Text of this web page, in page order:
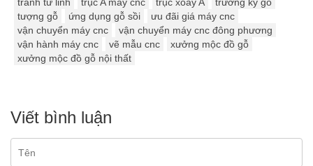
tượng gỗ
ứng dụng gỗ sồi
ưu đãi giá máy cnc
vận chuyển máy cnc
vận chuyển máy cnc đông phương
vận hành máy cnc
vẽ mẫu cnc
xưởng mộc đồ gỗ
xưởng mộc đồ gỗ nội thất
Viết bình luận